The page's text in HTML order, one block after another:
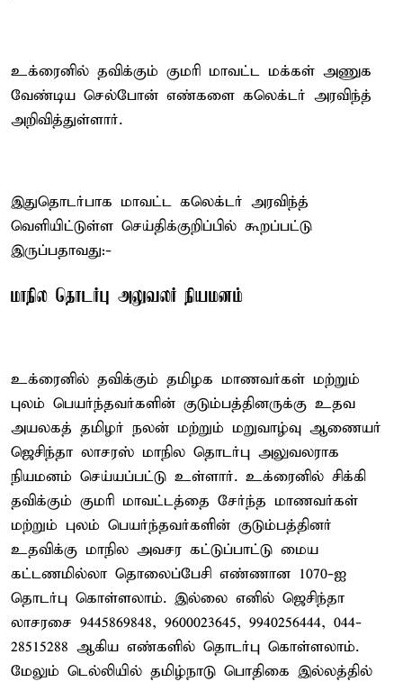
உக்ரைனில் தவிக்கும் குமரி மாவட்ட மக்கள் அணுக
வேண்டிய செல்போன் எண்களை கலெக்டர் அரவிந்த்
அறிவித்துள்ளார்.
இதுதொடர்பாக மாவட்ட கலெக்டர் அரவிந்த்
வெளியிட்டுள்ள செய்திக்குறிப்பில் கூறப்பட்டு
இருப்பதாவது:-
மாநில தொடர்பு அலுவலர் நியமனம்
உக்ரைனில் தவிக்கும் தமிழக மாணவர்கள் மற்றும்
புலம் பெயர்ந்தவர்களின் குடும்பத்தினருக்கு உதவ
அயலகத் தமிழர் நலன் மற்றும் மறுவாழ்வு ஆணையர்
ஜெசிந்தா லாசரஸ் மாநில தொடர்பு அலுவலராக
நியமனம் செய்யப்பட்டு உள்ளார். உக்ரைனில் சிக்கி
தவிக்கும் குமரி மாவட்டத்தை சேர்ந்த மாணவர்கள்
மற்றும் புலம் பெயர்ந்தவர்களின் குடும்பத்தினர்
உதவிக்கு மாநில அவசர கட்டுப்பாட்டு மைய
கட்டணமில்லா தொலைப்பேசி எண்ணான 1070-ஐ
தொடர்பு கொள்ளலாம். இல்லை எனில் ஜெசிந்தா
லாசரசை 9445869848, 9600023645, 9940256444, 044-
28515288 ஆகிய எண்களில் தொடர்பு கொள்ளலாம்.
மேலும் டெல்லியில் தமிழ்நாடு பொதிகை இல்லத்தில்